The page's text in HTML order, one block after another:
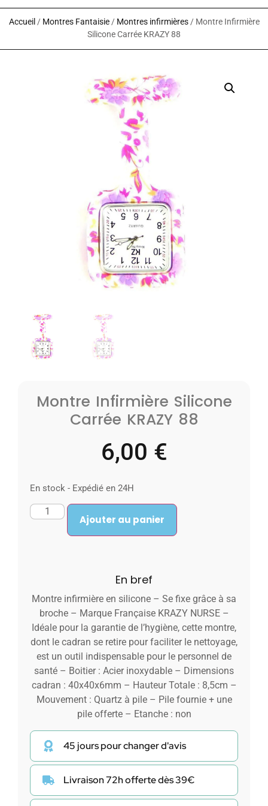
Accueil/ Montres Fantaisie/ Montres infirmières/ Montre Infirmière
Silicone Carrée KRAZY 88
Montre Infirmière Silicone
Carrée KRAZY 88
6,00 €
En stock - Expédié en 24H
Ajouter au panier
En bref
Montre infirmière en silicone – Se fixe grâce à sa
broche – Marque Française KRAZY NURSE –
Idéale pour la garantie de l’hygiène, cette montre,
dont le cadran se retire pour faciliter le nettoyage,
est un outil indispensable pour le personnel de
santé – Boitier : Acier inoxydable – Dimensions
cadran : 40x40x6mm – Hauteur Totale : 8,5cm –
Mouvement : Quartz à pile – Pile fournie + une
pile offerte – Etanche : non
45 jours pour changer d'avis
Livraison 72h offerte dès 39€